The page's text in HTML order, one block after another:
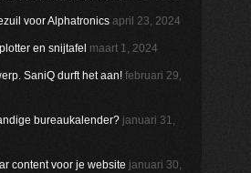
voor Alphatronics april 23, 2024
en snijtafel maart 1, 2024
SaniQ durft het aan! februari 29,
bureaukalender? januari 31,
content voor je website januari 30,